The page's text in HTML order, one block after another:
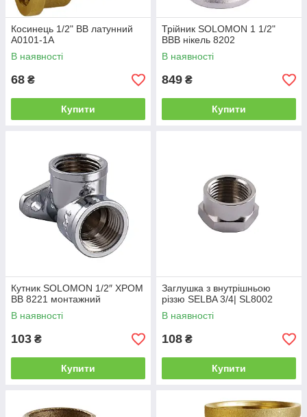
Косинець 1/2" ВВ латунний
А0101-1А
В наявності
68 ₴
Купити
Трійник SOLOMON 1 1/2"
ВВВ нікель 8202
В наявності
849 ₴
Купити
Кутник SOLOMON 1/2″ ХРОМ
ВВ 8221 монтажний
В наявності
103 ₴
Купити
Заглушка з внутрішньою
різзю SELBA 3/4| SL8002
В наявності
108 ₴
Купити